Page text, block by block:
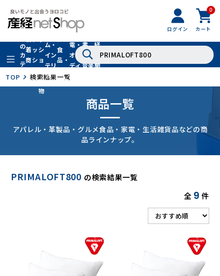
ログイン
0
カート
全
の
カ
テ
リ
着
商
品
フ
ッ
シ
ョ
ン
フ
ァ
シ
ョ
ン
小
物
ム・
イン
テリ
ア
グル
食
品・
ドリ
ンク
家
電・
オー
ディ
オ
書
籍・
音楽
経
新
聞
TOP 検索結果一覧
商品一覧
アパレル・革製品・グルメ食品・家電・生活雑貨品などの商
品ラインナップ。
PRIMALOFT800 の検索結果一覧
全 9 件